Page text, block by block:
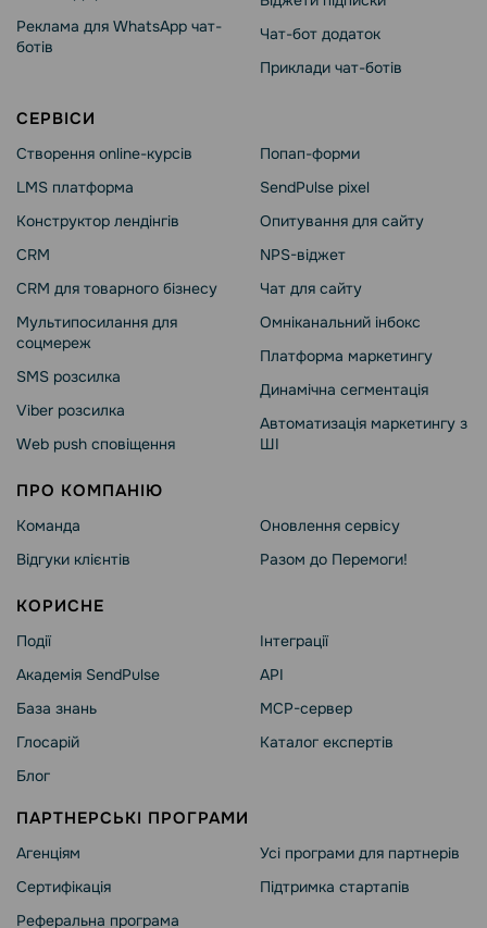
Реклама для WhatsApp чат-
ботів
Чат-бот додаток
Приклади чат-ботів
СЕРВІСИ
Створення online-курсів
LMS платформа
Конструктор лендінгів
CRM
CRM для товарного бізнесу
Мультипосилання для
соцмереж
SMS розсилка
Viber розсилка
Web push сповіщення
Попап-форми
SendPulse pixel
Опитування для сайту
NPS-віджет
Чат для сайту
Омніканальний інбокс
Платформа маркетингу
Динамічна сегментація
Автоматизація маркетингу з
ШІ
ПРО КОМПАНІЮ
Команда
Відгуки клієнтів
Оновлення сервісу
Разом до Перемоги!
КОРИСНЕ
Події
Академія SendPulse
База знань
Глосарій
Блог
Інтеграції
API
MCP-сервер
Каталог експертів
ПАРТНЕРСЬКІ ПРОГРАМИ
Агенціям
Сертифікація
Реферальна програма
Усі програми для партнерів
Підтримка стартапів